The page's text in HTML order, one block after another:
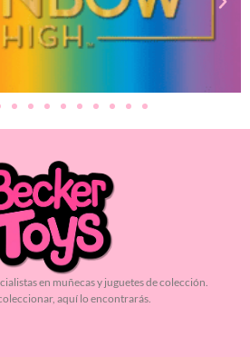
en muñecas y juguetes de colección.
aquí lo encontrarás.